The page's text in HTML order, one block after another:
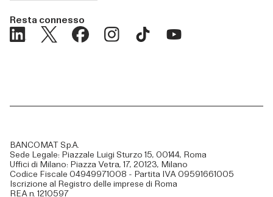
Resta connesso
BANCOMAT S.p.A.
Sede Legale: Piazzale Luigi Sturzo 15, 00144, Roma
Uffici di Milano: Piazza Vetra, 17, 20123, Milano
Codice Fiscale 04949971008 - Partita IVA 09591661005
Iscrizione al Registro delle imprese di Roma
REA n. 1210597